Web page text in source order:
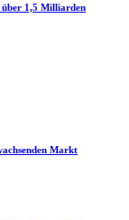
1,5 Milliarden
Markt